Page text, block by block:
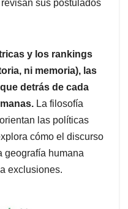
sus postulados
y los rankings
ni memoria), las
detrás de cada
La filosofía
las políticas
cómo el discurso
geografía humana
exclusiones.